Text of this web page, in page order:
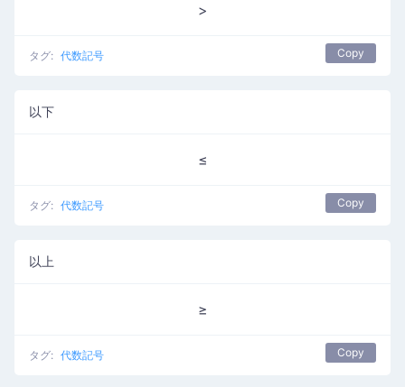
>
タグ: 代数記号 Copy
以下
≤
タグ: 代数記号 Copy
以上
≥
タグ: 代数記号 Copy